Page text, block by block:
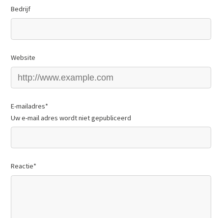
Bedrijf
Website
E-mailadres*
Uw e-mail adres wordt niet gepubliceerd
Reactie*